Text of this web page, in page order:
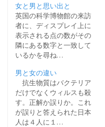
女と男と思い出と
英国の科学博物館の来訪
者に、ディスプレイ上に
表示される点の数がその
隣にある数字と一致して
いるかを尋ね…
男と女の違い
抗生物質はバクテリア
だけでなくウィルスも殺
す。正解か誤りか。これ
が誤りと答えられた日本
人は４人に１…